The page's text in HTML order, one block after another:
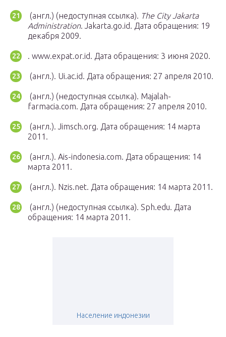
(англ.) (недоступная ссылка). The City Jakarta
Administration. Jakarta.go.id. Дата обращения: 19
декабря 2009.
. www.expat.or.id. Дата обращения: 3 июня 2020.
(англ.). Ui.ac.id. Дата обращения: 27 апреля 2010.
(англ.) (недоступная ссылка). Majalah-
farmacia.com. Дата обращения: 27 апреля 2010.
(англ.). Jimsch.org. Дата обращения: 14 марта
2011.
(англ.). Ais-indonesia.com. Дата обращения: 14
марта 2011.
(англ.). Nzis.net. Дата обращения: 14 марта 2011.
(англ.) (недоступная ссылка). Sph.edu. Дата
обращения: 14 марта 2011.
Население индонезии